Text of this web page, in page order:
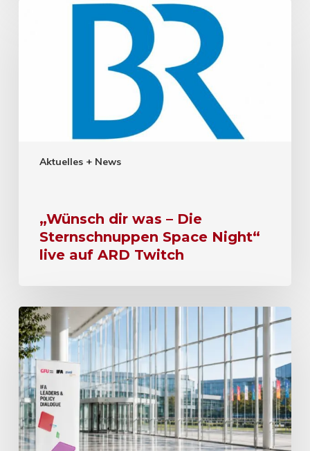
Aktuelles + News
„Wünsch dir was – Die
Sternschnuppen Space Night“
live auf ARD Twitch